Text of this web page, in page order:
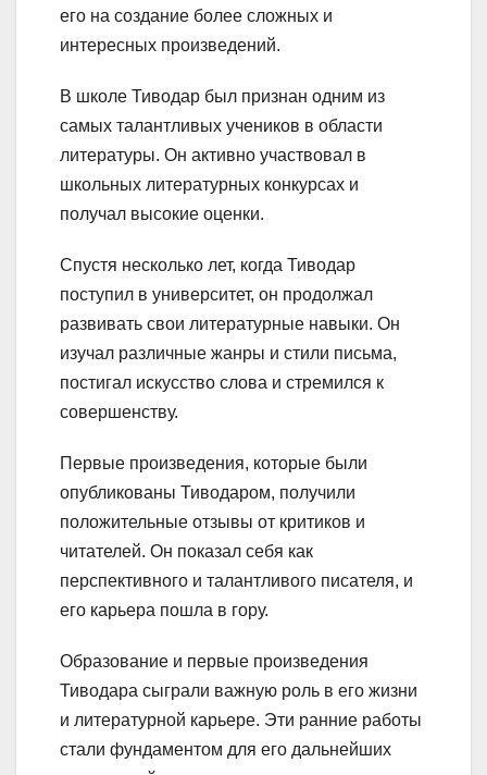
его на создание более сложных и
интересных произведений.
В школе Тиводар был признан одним из
самых талантливых учеников в области
литературы. Он активно участвовал в
школьных литературных конкурсах и
получал высокие оценки.
Спустя несколько лет, когда Тиводар
поступил в университет, он продолжал
развивать свои литературные навыки. Он
изучал различные жанры и стили письма,
постигал искусство слова и стремился к
совершенству.
Первые произведения, которые были
опубликованы Тиводаром, получили
положительные отзывы от критиков и
читателей. Он показал себя как
перспективного и талантливого писателя, и
его карьера пошла в гору.
Образование и первые произведения
Тиводара сыграли важную роль в его жизни
и литературной карьере. Эти ранние работы
стали фундаментом для его дальнейших